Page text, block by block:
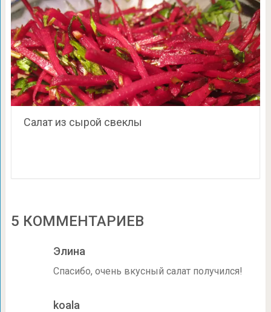
Салат из сырой свеклы
5 КОММЕНТАРИЕВ
Элина
Спасибо, очень вкусный салат получился!
koala